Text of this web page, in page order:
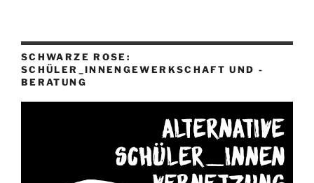
SCHWARZE ROSE:
SCHÜLER_INNENGEWERKSCHAFT UND -
BERATUNG